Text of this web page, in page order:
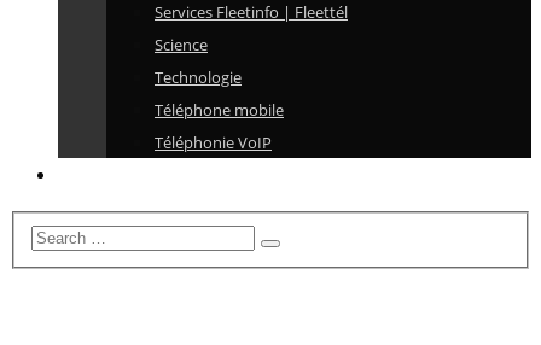
Services Fleetinfo | Fleettél
Science
Technologie
Téléphone mobile
Téléphonie VoIP